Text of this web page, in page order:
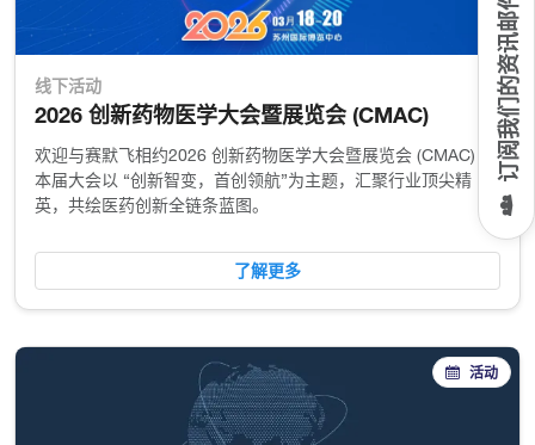
订阅我们的资讯邮件
线下活动
2026 创新药物医学大会暨展览会 (CMAC)
欢迎与赛默飞相约2026 创新药物医学大会暨展览会 (CMAC) ，
本届大会以 “创新智变，首创领航”为主题，汇聚行业顶尖精
英，共绘医药创新全链条蓝图。
了解更多
活动